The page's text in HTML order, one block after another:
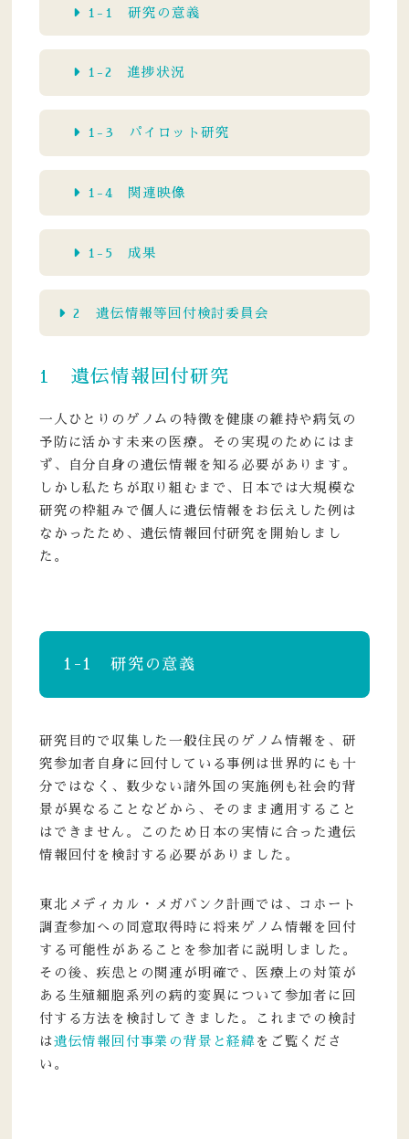
1-1 研究の意義
1-2 進捗状況
1-3 パイロット研究
1-4 関連映像
1-5 成果
2 遺伝情報等回付検討委員会
1 遺伝情報回付研究
一人ひとりのゲノムの特徴を健康の維持や病気の
予防に活かす未来の医療。その実現のためにはま
ず、自分自身の遺伝情報を知る必要があります。
しかし私たちが取り組むまで、日本では大規模な
研究の枠組みで個人に遺伝情報をお伝えした例は
なかったため、遺伝情報回付研究を開始しまし
た。
1-1 研究の意義
研究目的で収集した一般住民のゲノム情報を、研
究参加者自身に回付している事例は世界的にも十
分ではなく、数少ない諸外国の実施例も社会的背
景が異なることなどから、そのまま適用すること
はできません。このため日本の実情に合った遺伝
情報回付を検討する必要がありました。
東北メディカル・メガバンク計画では、コホート
調査参加への同意取得時に将来ゲノム情報を回付
する可能性があることを参加者に説明しました。
その後、疾患との関連が明確で、医療上の対策が
ある生殖細胞系列の病的変異について参加者に回
付する方法を検討してきました。これまでの検討
は遺伝情報回付事業の背景と経緯 をご覧くださ
い。